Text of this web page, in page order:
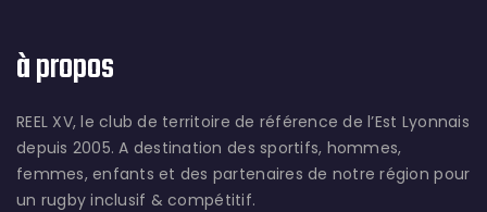
à propos
REEL XV, le club de territoire de référence de l’Est Lyonnais
depuis 2005. A destination des sportifs, hommes,
femmes, enfants et des partenaires de notre région pour
un rugby inclusif & compétitif.